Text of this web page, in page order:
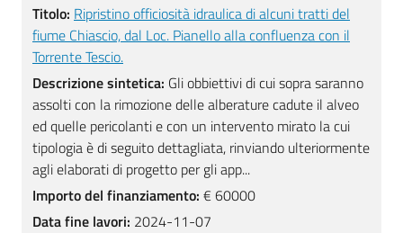
Titolo: Ripristino officiosità idraulica di alcuni tratti del
fiume Chiascio, dal Loc. Pianello alla confluenza con il
Torrente Tescio.
Descrizione sintetica: Gli obbiettivi di cui sopra saranno
assolti con la rimozione delle alberature cadute il alveo
ed quelle pericolanti e con un intervento mirato la cui
tipologia è di seguito dettagliata, rinviando ulteriormente
agli elaborati di progetto per gli app...
Importo del finanziamento: € 60000
Data fine lavori: 2024-11-07